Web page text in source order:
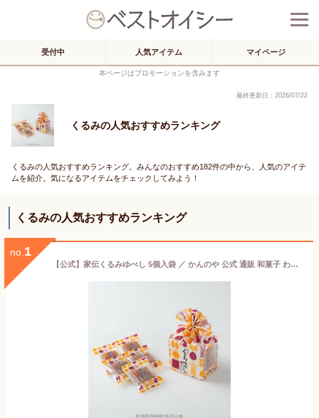
受付中 人気アイテム マイページ
本ページはプロモーションを含みます
最終更新日：2026/07/22
くるみの人気おすすめランキング
くるみの人気おすすめランキング。みんなのおすすめ182件の中から、人気のアイテ
ムを紹介。気になるアイテムをチェックしてみよう！
くるみの人気おすすめランキング
no. 1
【公式】家伝くるみゆべし 5個入袋 ／ かんのや 公式 通販 和菓子 わがし お菓子 おかし 柚餅子 ゆべし 胡桃 くるみ 餅 もち 伝統 老舗 定番 手土産 お土産 おみやげ 人気 高級 ギフト 贈答 贈り物 東北 みちのく 福島 ふくしま